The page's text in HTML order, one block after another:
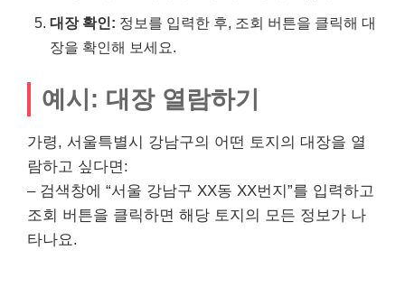
대장 확인: 정보를 입력한 후, 조회 버튼을 클릭해 대
장을 확인해 보세요.
예시: 대장 열람하기
가령, 서울특별시 강남구의 어떤 토지의 대장을 열
람하고 싶다면:
– 검색창에 “서울 강남구 XX동 XX번지”를 입력하고
조회 버튼을 클릭하면 해당 토지의 모든 정보가 나
타나요.